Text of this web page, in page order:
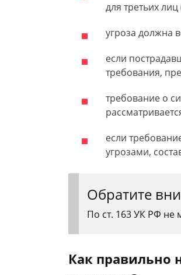
для третьих лиц
угроза должна
если
требования,
требование о
если
угрозами,
Обратите
По ст. 163 УК РФ не
Как правильно